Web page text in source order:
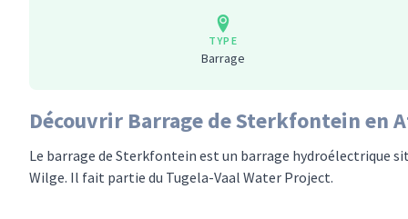
TYPE
Barrage
Découvrir Barrage de Sterkfontein en
Le barrage de Sterkfontein est un barrage hydroélectrique
Wilge. Il fait partie du Tugela-Vaal Water Project.